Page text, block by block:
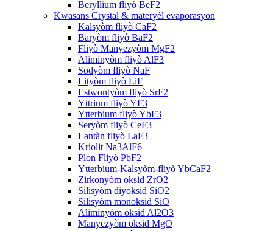
Beryllium fliyò BeF2
Kwasans Crystal & materyèl evaporasyon
Kalsyòm fliyò CaF2
Baryòm fliyò BaF2
Fliyò Manyezyòm MgF2
Aliminyòm fliyò AlF3
Sodyòm fliyò NaF
Lityòm fliyò LiF
Estwontyòm fliyò SrF2
Yttrium fliyò YF3
Ytterbium fliyò YbF3
Seryòm fliyò CeF3
Lantàn fliyò LaF3
Kriolit Na3AlF6
Plon Fliyò PbF2
Ytterbium-Kalsyòm-fliyò YbCaF2
Zirkonyòm oksid ZrO2
Silisyòm diyoksid SiO2
Silisyòm monoksid SiO
Aliminyòm oksid Al2O3
Manyezyòm oksid MgO